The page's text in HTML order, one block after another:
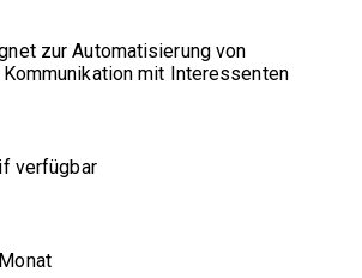
zur Automatisierung von
mit Interessenten
verfügbar